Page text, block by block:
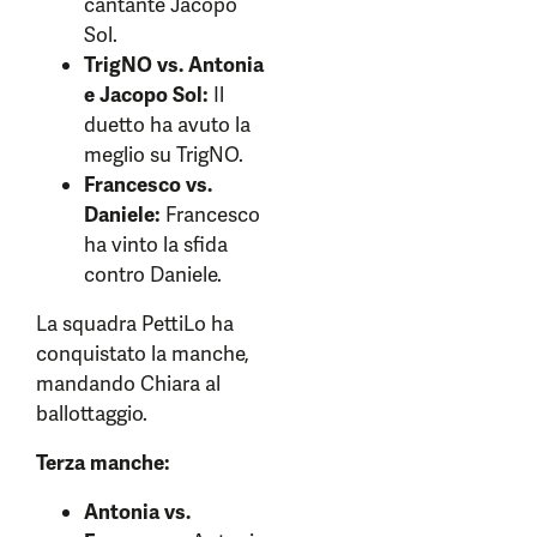
Sol.
TrigNO vs. Antonia
e Jacopo Sol: Il
duetto ha avuto la
meglio su TrigNO.
Francesco vs.
Daniele: Francesco
ha vinto la sfida
contro Daniele.
La squadra PettiLo ha
conquistato la manche,
mandando Chiara al
ballottaggio.
Terza manche:
Antonia vs.